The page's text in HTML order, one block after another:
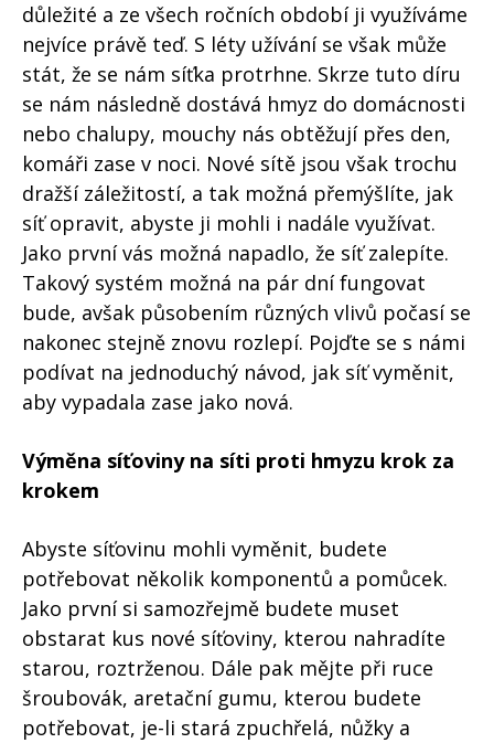
důležité a ze všech ročních období ji využíváme
nejvíce právě teď. S léty užívání se však může
stát, že se nám síťka protrhne. Skrze tuto díru
se nám následně dostává hmyz do domácnosti
nebo chalupy, mouchy nás obtěžují přes den,
komáři zase v noci. Nové sítě jsou však trochu
dražší záležitostí, a tak možná přemýšlíte, jak
síť opravit, abyste ji mohli i nadále využívat.
Jako první vás možná napadlo, že síť zalepíte.
Takový systém možná na pár dní fungovat
bude, avšak působením různých vlivů počasí se
nakonec stejně znovu rozlepí. Pojďte se s námi
podívat na jednoduchý návod, jak síť vyměnit,
aby vypadala zase jako nová.
Výměna síťoviny na síti proti hmyzu krok za
krokem
Abyste síťovinu mohli vyměnit, budete
potřebovat několik komponentů a pomůcek.
Jako první si samozřejmě budete muset
obstarat kus nové síťoviny, kterou nahradíte
starou, roztrženou. Dále pak mějte při ruce
šroubovák, aretační gumu, kterou budete
potřebovat, je-li stará zpuchřelá, nůžky a